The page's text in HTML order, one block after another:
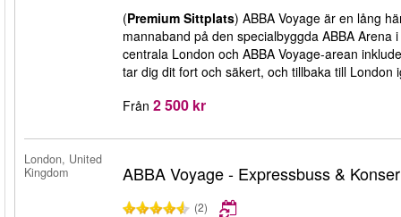
(Premium Sittplats) ABBA Voyage är en lång
mannaband på den specialbyggda ABBA
centrala London och ABBA Voyage-arean
tar dig dit fort och säkert, och tillbaka till
Från 2 500 kr
London, United
Kingdom
ABBA Voyage - Expressbuss &
(2)